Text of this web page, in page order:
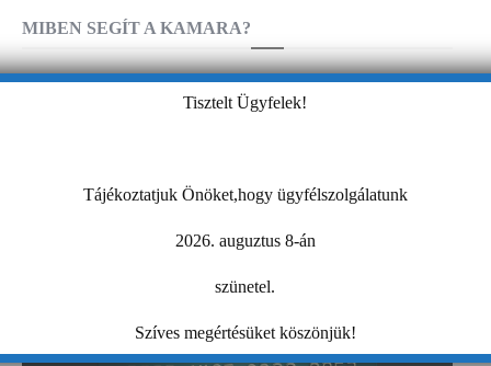
MIBEN SEGÍT A KAMARA?
Tisztelt Ügyfelek!
Tájékoztatjuk Önöket,hogy ügyfélszolgálatunk
2026. auguztus 8-án
szünetel.
Szíves megértésüket köszönjük!